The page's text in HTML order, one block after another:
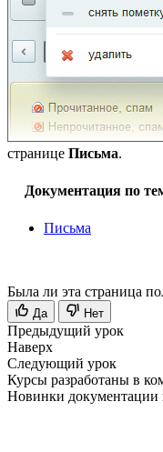
странице Письма.
Документация по
Письма
Была ли эта страница
Да Нет
Предыдущий урок
Наверх
Следующий урок
Курсы разработаны в
Новинки документации